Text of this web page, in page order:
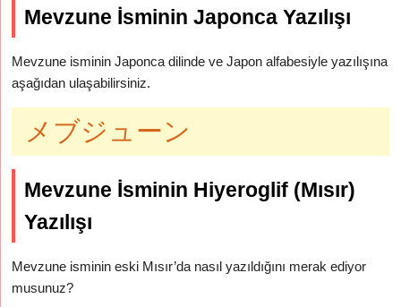
Mevzune İsminin Japonca Yazılışı
Mevzune isminin Japonca dilinde ve Japon alfabesiyle yazılışına
aşağıdan ulaşabilirsiniz.
メブジューン
Mevzune İsminin Hiyeroglif (Mısır)
Yazılışı
Mevzune isminin eski Mısır’da nasıl yazıldığını merak ediyor
musunuz?